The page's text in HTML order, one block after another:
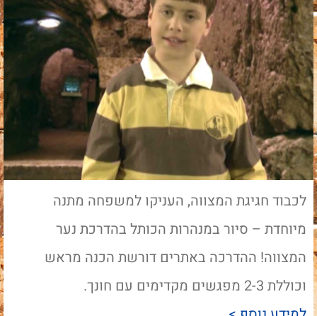
לכבוד חגיגת המצווה, העניקו למשפחה מתנה
מיוחדת – סיור במנהרות הכותל בהדרכת נער
המצווה! ההדרכה באתרים דורשת הכנה מראש
וכוללת 2-3 מפגשים מקדימים עם חונך.